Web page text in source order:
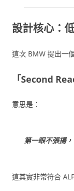
設計核心：
這次 BMW 提出一
「Second
意思是：
第一眼不張揚
這其實非常符合